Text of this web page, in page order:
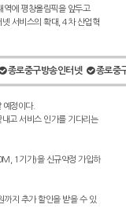
역에 평창올림픽을 앞두고
서비스의 확대, 4차 산업혁
종로중구방송인터넷 종로중
예정이다.
고 서비스 인가를 기다리는
1기가)을 신규약정 가입하
지 추가 할인을 받을 수 있